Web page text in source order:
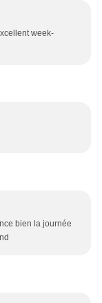
week-
bien la journée